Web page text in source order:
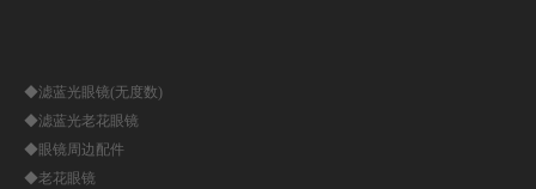
◆滤蓝光眼镜(无度数)
◆滤蓝光老花眼镜
◆眼镜周边配件
◆老花眼镜